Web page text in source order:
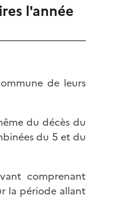
l'année
de leurs
du décès du
du 5 et du
comprenant
la période allant